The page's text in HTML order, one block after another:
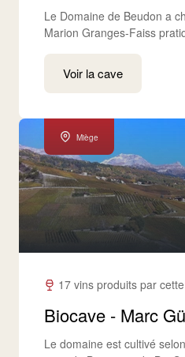
Le Domaine de Beudon a
Marion Granges-Faiss
Voir la cave
Miège
17 vins produits par
Biocave - Marc
Le domaine est cultivé